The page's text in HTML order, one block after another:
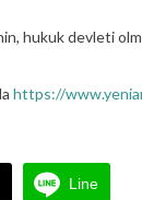
hukuk devleti
https://
Line